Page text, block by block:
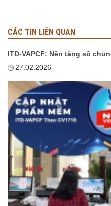
CÁC TIN LIÊN QUAN
ITD-VAPCF: Nền tảng số
27.02.2026